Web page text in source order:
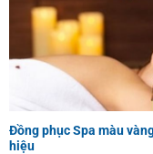
Đồng phục Spa màu
hiệu